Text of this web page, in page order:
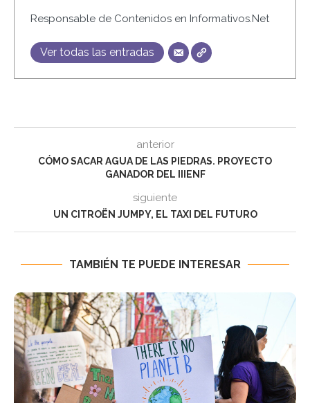
Responsable de Contenidos en Informativos.Net
Ver todas las entradas
anterior
CÓMO SACAR AGUA DE LAS PIEDRAS. PROYECTO
GANADOR DEL IIIENF
siguiente
UN CITROËN JUMPY, EL TAXI DEL FUTURO
TAMBIÉN TE PUEDE INTERESAR